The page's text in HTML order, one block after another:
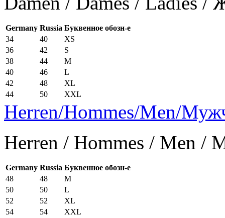
Germany Russia Буквенное обозн-е
34
40
XS
36
42
S
38
44
M
40
46
L
42
48
XL
44
50 XXL
Herren/Hommes/Men/
Herren / Hommes / Men /
Germany Russia Буквенное обозн-е
48
48
M
50
50
L
52
52
XL
54
54
XXL